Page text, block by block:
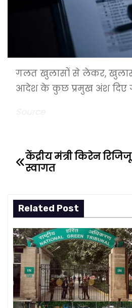
गलत खुलासों से लेकर,
आदेश के कुछ प्रमुख अंश दिए
P
s
t
n
a
v
केंद्रीय मंत्री किरेन
स्वागत
Related Post